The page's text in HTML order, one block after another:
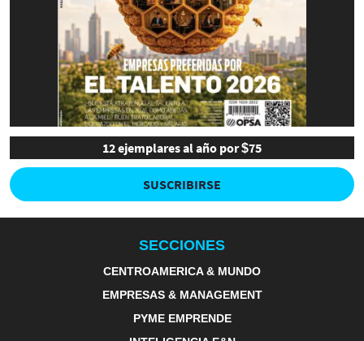
12 ejemplares al año por $75
SUSCRIBIRSE
SECCIONES
CENTROAMERICA & MUNDO
EMPRESAS & MANAGEMENT
PYME EMPRENDE